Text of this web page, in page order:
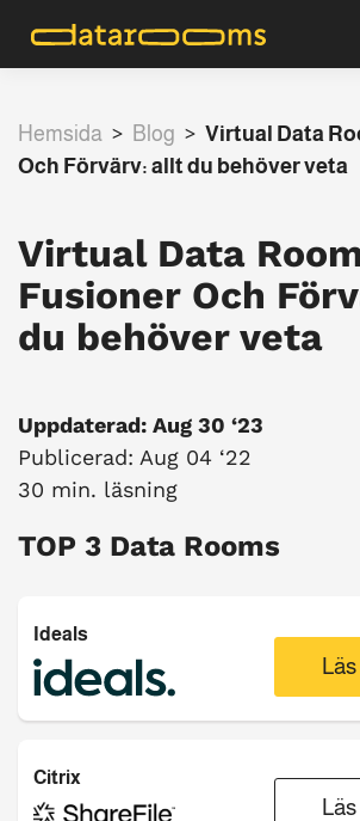
Hemsida > Blog > Virtual Data
Och Förvärv: allt du behöver veta
Virtual Data
Fusioner Och
du behöver veta
Uppdaterad: Aug 30 ‘23
Publicerad: Aug 04 ‘22
30 min. läsning
TOP 3 Data Rooms
Ideals
Citrix